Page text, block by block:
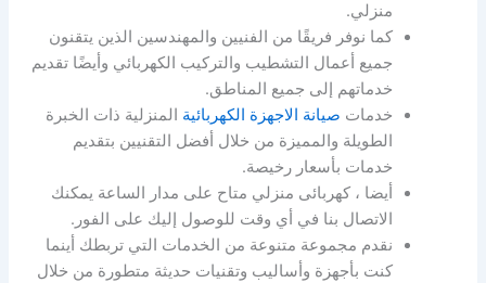
منزلي.
كما نوفر فريقًا من الفنيين والمهندسين الذين يتقنون
جميع أعمال التشطيب والتركيب الكهربائي وأيضًا تقديم
خدماتهم إلى جميع المناطق.
خدمات صيانة الاجهزة الكهربائية المنزلية ذات الخبرة
الطويلة والمميزة من خلال أفضل التقنيين بتقديم
خدمات بأسعار رخيصة.
أيضا ، كهربائى منزلي متاح على مدار الساعة يمكنك
الاتصال بنا في أي وقت للوصول إليك على الفور.
نقدم مجموعة متنوعة من الخدمات التي تربطك أينما
كنت بأجهزة وأساليب وتقنيات حديثة متطورة من خلال